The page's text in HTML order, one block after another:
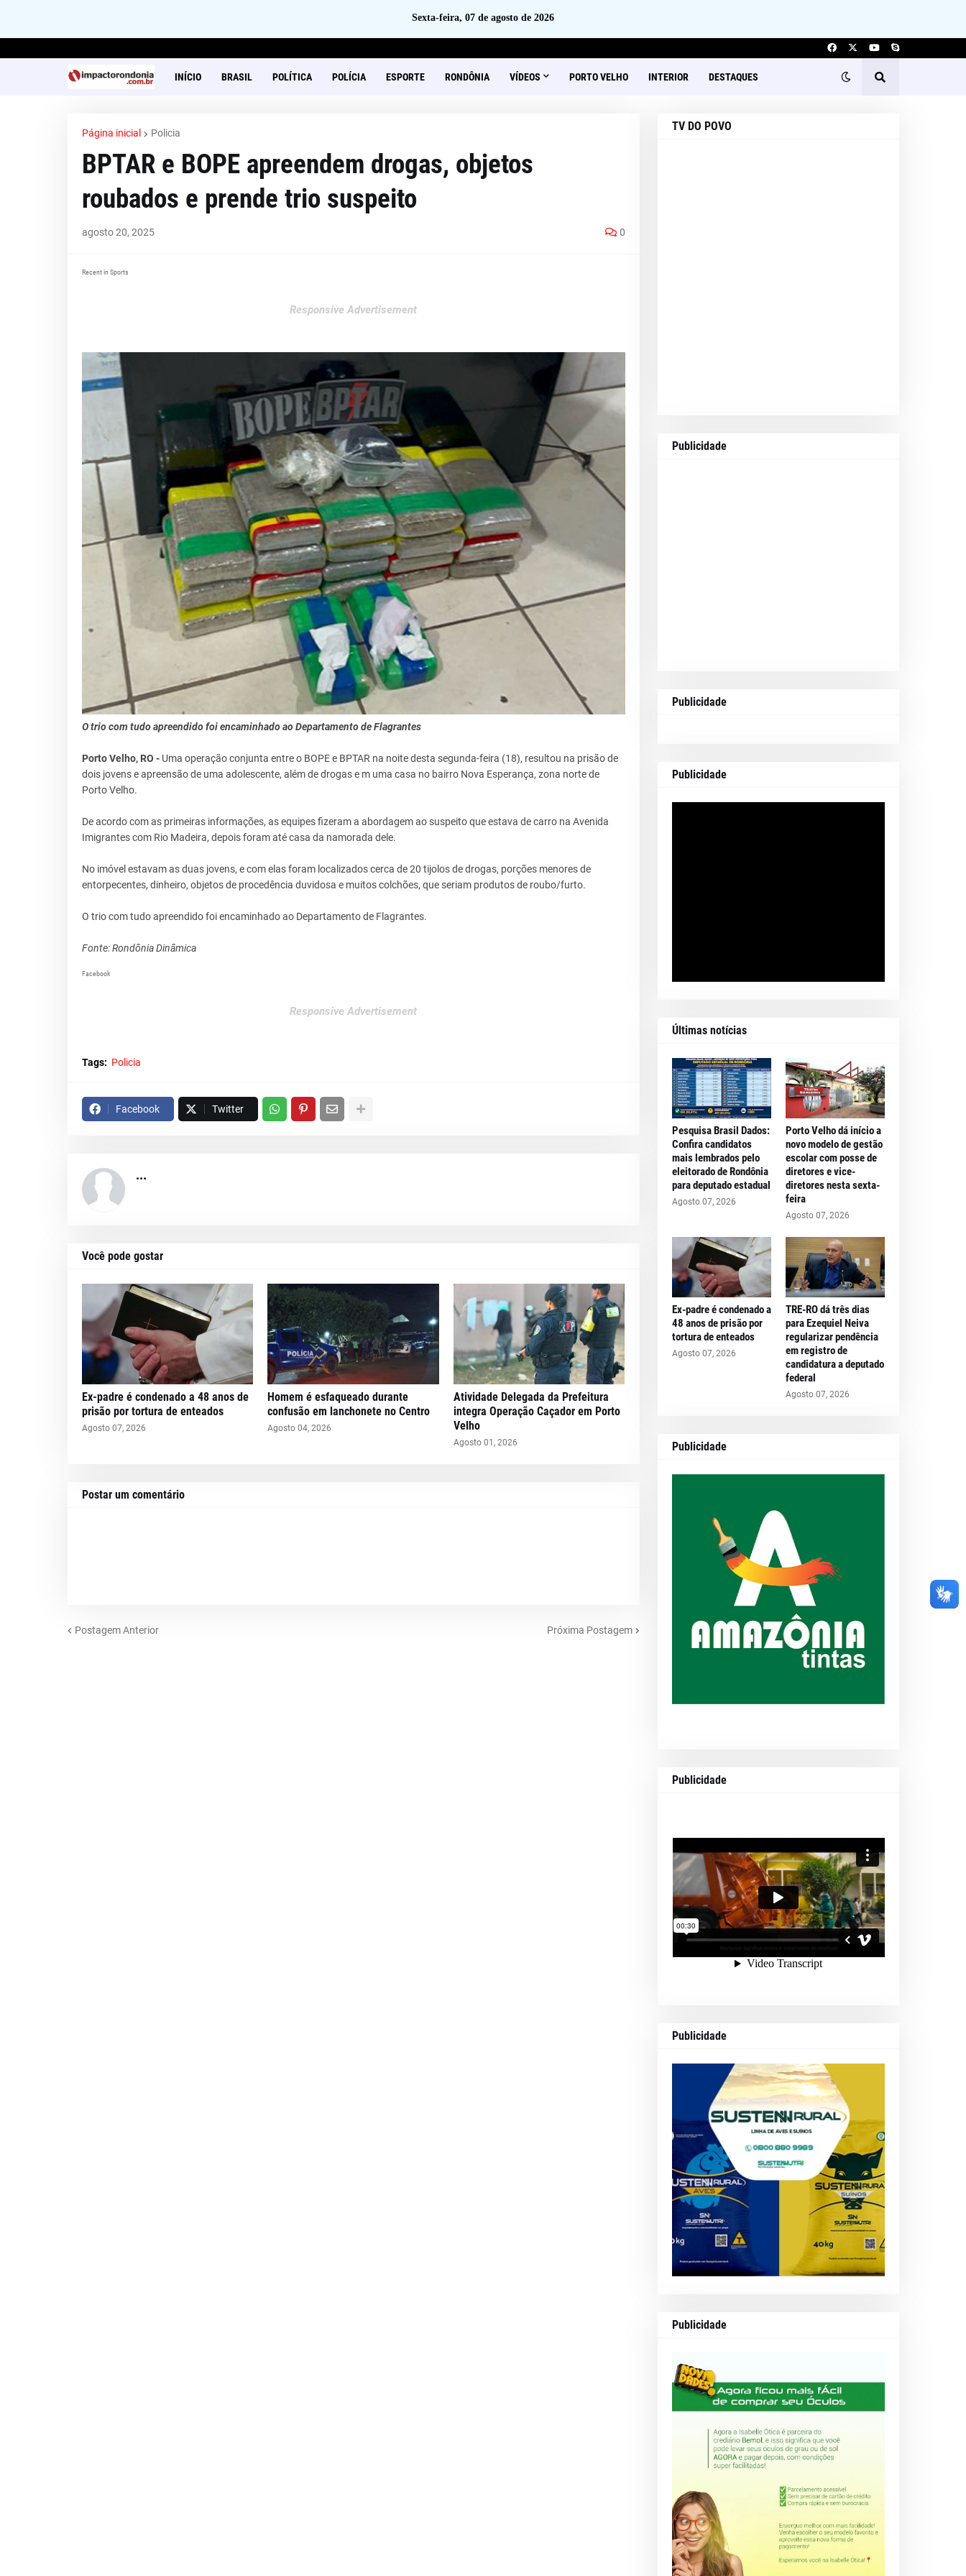
Sexta-feira, 07 de agosto de 2026
INÍCIO BRASIL POLÍTICA POLÍCIA ESPORTE RONDÔNIA VÍDEOS PORTO VELHO INTERIOR DESTAQUES
Página inicial Policia
BPTAR e BOPE apreendem drogas, objetos
roubados e prende trio suspeito
agosto 20, 2025 0
Recent in Sports
Responsive Advertisement
O trio com tudo apreendido foi encaminhado ao Departamento de Flagrantes
Porto Velho, RO - Uma operação conjunta entre o BOPE e BPTAR na noite desta segunda-feira (18), resultou na prisão de
dois jovens e apreensão de uma adolescente, além de drogas e m uma casa no bairro Nova Esperança, zona norte de
Porto Velho.
De acordo com as primeiras informações, as equipes fizeram a abordagem ao suspeito que estava de carro na Avenida
Imigrantes com Rio Madeira, depois foram até casa da namorada dele.
No imóvel estavam as duas jovens, e com elas foram localizados cerca de 20 tijolos de drogas, porções menores de
entorpecentes, dinheiro, objetos de procedência duvidosa e muitos colchões, que seriam produtos de roubo/furto.
O trio com tudo apreendido foi encaminhado ao Departamento de Flagrantes.
Fonte: Rondônia Dinâmica
Facebook
Responsive Advertisement
Tags: Policia
Facebook Twitter
...
Você pode gostar
Ex-padre é condenado a 48 anos de
prisão por tortura de enteados
Agosto 07, 2026
Homem é esfaqueado durante
confusão em lanchonete no Centro
Agosto 04, 2026
Atividade Delegada da Prefeitura
integra Operação Caçador em Porto
Velho
Agosto 01, 2026
Postar um comentário
Postagem Anterior Próxima Postagem
TV DO POVO
Publicidade
Publicidade
Publicidade
Últimas notícias
Pesquisa Brasil Dados:
Confira candidatos
mais lembrados pelo
eleitorado de Rondônia
para deputado estadual
Agosto 07, 2026
Porto Velho dá início a
novo modelo de gestão
escolar com posse de
diretores e vice-
diretores nesta sexta-
feira
Agosto 07, 2026
Ex-padre é condenado a
48 anos de prisão por
tortura de enteados
Agosto 07, 2026
TRE-RO dá três dias
para Ezequiel Neiva
regularizar pendência
em registro de
candidatura a deputado
federal
Agosto 07, 2026
Publicidade
Publicidade
Publicidade
Publicidade